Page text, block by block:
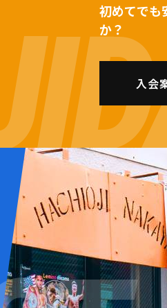
初めてでも
か？
入会